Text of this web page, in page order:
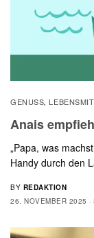
GENUSS,
Anais
„Papa, was
Handy durch den
BY REDAKTION
26. NOVEMBER 2025